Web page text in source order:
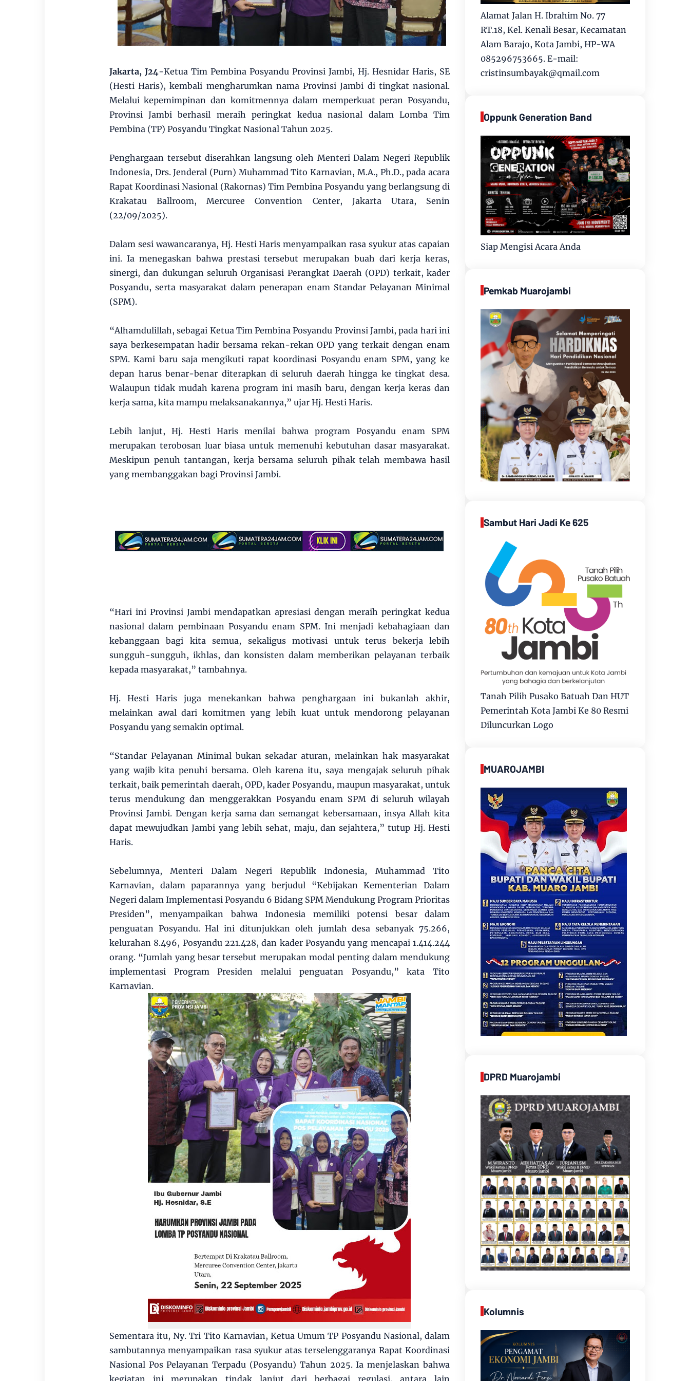
Jakarta, J24-Ketua Tim Pembina Posyandu Provinsi Jambi, Hj. Hesnidar Haris, SE
(Hesti Haris), kembali mengharumkan nama Provinsi Jambi di tingkat nasional.
Melalui kepemimpinan dan komitmennya dalam memperkuat peran Posyandu,
Provinsi Jambi berhasil meraih peringkat kedua nasional dalam Lomba Tim
Pembina (TP) Posyandu Tingkat Nasional Tahun 2025.
Penghargaan tersebut diserahkan langsung oleh Menteri Dalam Negeri Republik
Indonesia, Drs. Jenderal (Purn) Muhammad Tito Karnavian, M.A., Ph.D., pada acara
Rapat Koordinasi Nasional (Rakornas) Tim Pembina Posyandu yang berlangsung di
Krakatau Ballroom, Mercuree Convention Center, Jakarta Utara, Senin
(22/09/2025).
Dalam sesi wawancaranya, Hj. Hesti Haris menyampaikan rasa syukur atas capaian
ini. Ia menegaskan bahwa prestasi tersebut merupakan buah dari kerja keras,
sinergi, dan dukungan seluruh Organisasi Perangkat Daerah (OPD) terkait, kader
Posyandu, serta masyarakat dalam penerapan enam Standar Pelayanan Minimal
(SPM).
“Alhamdulillah, sebagai Ketua Tim Pembina Posyandu Provinsi Jambi, pada hari ini
saya berkesempatan hadir bersama rekan-rekan OPD yang terkait dengan enam
SPM. Kami baru saja mengikuti rapat koordinasi Posyandu enam SPM, yang ke
depan harus benar-benar diterapkan di seluruh daerah hingga ke tingkat desa.
Walaupun tidak mudah karena program ini masih baru, dengan kerja keras dan
kerja sama, kita mampu melaksanakannya,” ujar Hj. Hesti Haris.
Lebih lanjut, Hj. Hesti Haris menilai bahwa program Posyandu enam SPM
merupakan terobosan luar biasa untuk memenuhi kebutuhan dasar masyarakat.
Meskipun penuh tantangan, kerja bersama seluruh pihak telah membawa hasil
yang membanggakan bagi Provinsi Jambi.
“Hari ini Provinsi Jambi mendapatkan apresiasi dengan meraih peringkat kedua
nasional dalam pembinaan Posyandu enam SPM. Ini menjadi kebahagiaan dan
kebanggaan bagi kita semua, sekaligus motivasi untuk terus bekerja lebih
sungguh-sungguh, ikhlas, dan konsisten dalam memberikan pelayanan terbaik
kepada masyarakat,” tambahnya.
Hj. Hesti Haris juga menekankan bahwa penghargaan ini bukanlah akhir,
melainkan awal dari komitmen yang lebih kuat untuk mendorong pelayanan
Posyandu yang semakin optimal.
“Standar Pelayanan Minimal bukan sekadar aturan, melainkan hak masyarakat
yang wajib kita penuhi bersama. Oleh karena itu, saya mengajak seluruh pihak
terkait, baik pemerintah daerah, OPD, kader Posyandu, maupun masyarakat, untuk
terus mendukung dan menggerakkan Posyandu enam SPM di seluruh wilayah
Provinsi Jambi. Dengan kerja sama dan semangat kebersamaan, insya Allah kita
dapat mewujudkan Jambi yang lebih sehat, maju, dan sejahtera,” tutup Hj. Hesti
Haris.
Sebelumnya, Menteri Dalam Negeri Republik Indonesia, Muhammad Tito
Karnavian, dalam paparannya yang berjudul “Kebijakan Kementerian Dalam
Negeri dalam Implementasi Posyandu 6 Bidang SPM Mendukung Program Prioritas
Presiden”, menyampaikan bahwa Indonesia memiliki potensi besar dalam
penguatan Posyandu. Hal ini ditunjukkan oleh jumlah desa sebanyak 75.266,
kelurahan 8.496, Posyandu 221.428, dan kader Posyandu yang mencapai 1.414.244
orang. “Jumlah yang besar tersebut merupakan modal penting dalam mendukung
implementasi Program Presiden melalui penguatan Posyandu,” kata Tito
Karnavian.
Sementara itu, Ny. Tri Tito Karnavian, Ketua Umum TP Posyandu Nasional, dalam
sambutannya menyampaikan rasa syukur atas terselenggaranya Rapat Koordinasi
Nasional Pos Pelayanan Terpadu (Posyandu) Tahun 2025. Ia menjelaskan bahwa
kegiatan ini merupakan tindak lanjut dari berbagai regulasi, antara lain
Alamat Jalan H. Ibrahim No. 77
RT.18, Kel. Kenali Besar, Kecamatan
Alam Barajo, Kota Jambi, HP-WA
085296753665. E-mail:
cristinsumbayak@qmail.com
Oppunk Generation Band
Siap Mengisi Acara Anda
Pemkab Muarojambi
Sambut Hari Jadi Ke 625
Tanah Pilih Pusako Batuah Dan HUT
Pemerintah Kota Jambi Ke 80 Resmi
Diluncurkan Logo
MUAROJAMBI
DPRD Muarojambi
Kolumnis